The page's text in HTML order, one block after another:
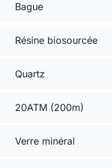
Bague
Résine biosourcée
Quartz
20ATM (200m)
Verre minéral